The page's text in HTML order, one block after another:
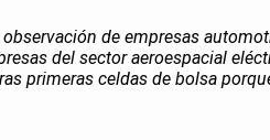
de empresas
del sector aeroespacial
primeras celdas de bolsa